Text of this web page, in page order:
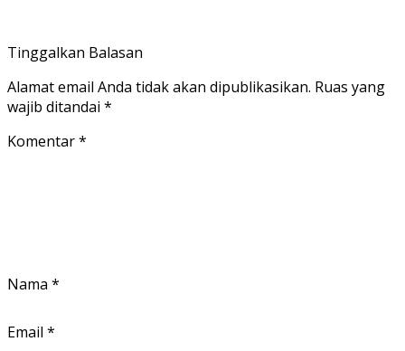
Tinggalkan Balasan
Alamat email Anda tidak akan dipublikasikan. Ruas yang
wajib ditandai *
Komentar*
Nama *
Email *